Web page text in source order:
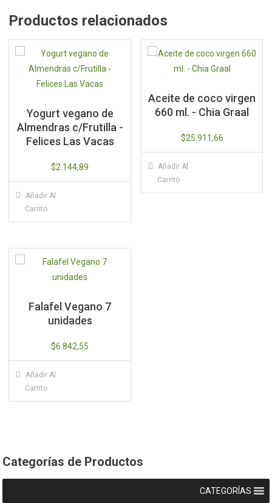
Productos relacionados
Yogurt vegano de
Almendras c/Frutilla -
Felices Las Vacas
$2.144,89
Añadir Al
Carrito
Aceite de coco virgen
660 ml. - Chia Graal
$25.911,66
Añadir Al
Carrito
Falafel Vegano 7
unidades
$6.842,55
Añadir Al
Carrito
Categorías de Productos
CATEGORÍAS